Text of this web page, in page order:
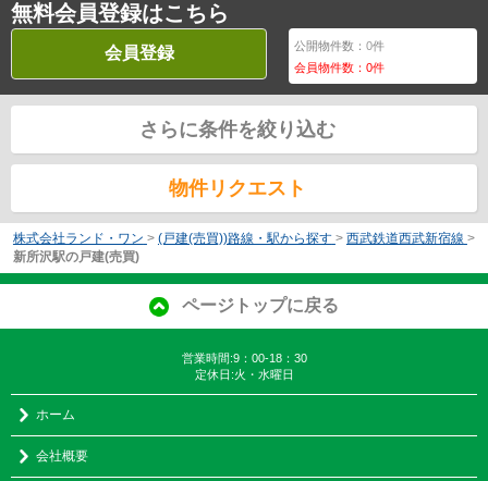
無料会員登録はこちら
会員登録 公開物件数：0件
会員物件数：0件
さらに条件を絞り込む
物件リクエスト
株式会社ランド・ワン > (戸建(売買))路線・駅から探す > 西武鉄道西武新宿線 >
新所沢駅の戸建(売買)
ページトップに戻る
営業時間:9：00-18：30
定休日:火・水曜日
ホーム
会社概要